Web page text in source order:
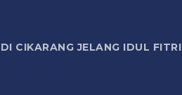
CIKARANG JELANG IDUL FITRI